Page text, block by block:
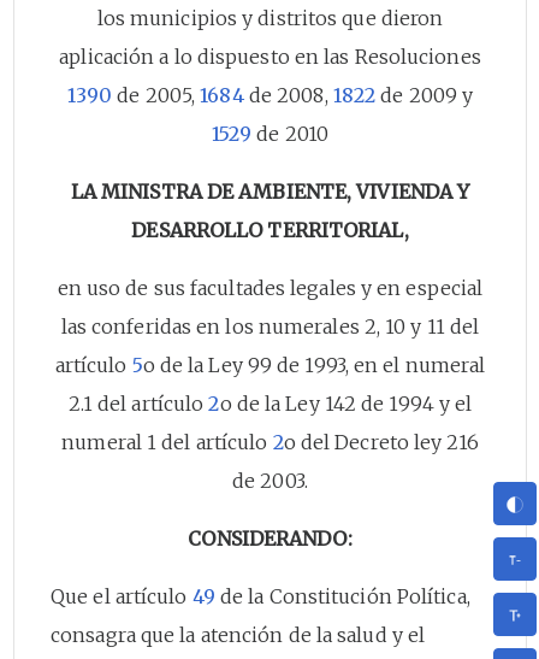
los municipios y distritos que dieron
aplicación a lo dispuesto en las Resoluciones
1390 de 2005,1684de 2008, 1822 de 2009 y
1529 de 2010
LA MINISTRA DE AMBIENTE, VIVIENDA Y
DESARROLLO TERRITORIAL,
en uso de sus facultades legales y en especial
las conferidas en los numerales 2, 10 y 11 del
artículo 5o de la Ley 99 de 1993, en el numeral
2.1 del artículo2o de la Ley 142 de 1994 y el
numeral 1 del artículo 2o del Decreto ley 216
de 2003.
CONSIDERANDO:
Que el artículo 49 de la Constitución Política,
consagra que la atención de la salud y el